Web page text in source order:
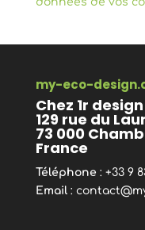
my-eco-
Chez 1r design
129 rue du
73 000
France
Téléphone : +33 9
Email: